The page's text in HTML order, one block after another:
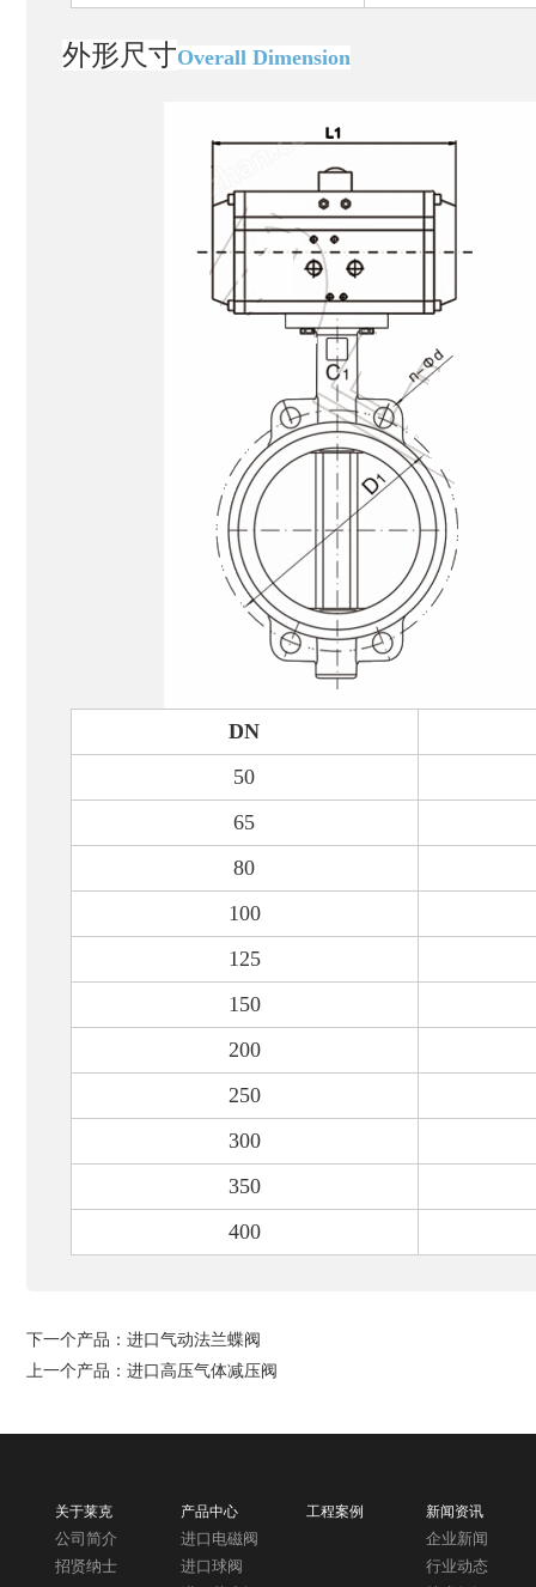
外形尺寸Overall Dimension
DN
50
65
80
100
125
150
200
250
300
350
400
下一个产品： 进口气动法兰蝶阀
上一个产品： 进口高压气体减压阀
关于莱克
公司简介
招贤纳士
产品中心
进口电磁阀
进口球阀
工程案例 新闻资讯
企业新闻
行业动态